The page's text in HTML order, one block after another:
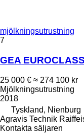
mjölkningsutrustning
7
GEA
25 000 € ≈ 274 100 kr
Mjölkningsutrustning
2018
Tyskland, Nienburg
Agravis Technik
Kontakta säljaren